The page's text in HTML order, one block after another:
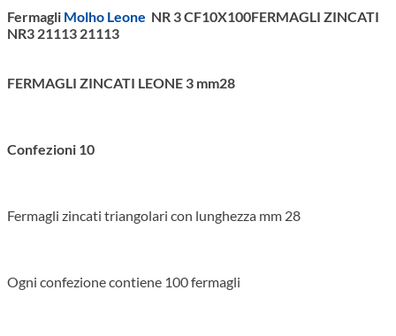
Fermagli Molho Leone NR 3 CF10X100FERMAGLI ZINCATI
NR3 21113 21113
FERMAGLI ZINCATI LEONE 3 mm28
Confezioni 10
Fermagli zincati triangolari con lunghezza mm 28
Ogni confezione contiene 100 fermagli